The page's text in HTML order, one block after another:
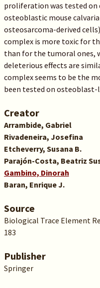
proliferation was tested on
osteoblastic mouse
osteosarcoma-derived
complex is more toxic for
than for the tumoral ones,
deleterious effects are
complex seems to be the
been tested on osteoblast-
Creator
Arrambide, Gabriel
Rivadeneira, Josefina
Etcheverry, Susana B.
Parajón-Costa, Beatriz
Gambino, Dinorah
Baran, Enrique J.
Source
Biological Trace Element
183
Publisher
Springer